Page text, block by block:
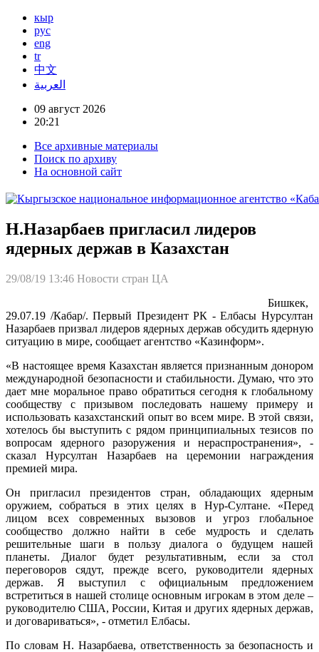
кыр
рус
eng
tr
中文
العربية
09 август 2026
20:21
Все архивные материалы
Поиск по архиву
На основной сайт
Н.Назарбаев пригласил лидеров
ядерных держав в Казахстан
29/08/19 13:46 Новости стран ЦА
Бишкек,
29.07.19 /Кабар/. Первый Президент РК - Елбасы Нурсултан
Назарбаев призвал лидеров ядерных держав обсудить ядерную
ситуацию в мире, сообщает агентство «Казинформ».
«В настоящее время Казахстан является признанным донором
международной безопасности и стабильности. Думаю, что это
дает мне моральное право обратиться сегодня к глобальному
сообществу с призывом последовать нашему примеру и
использовать казахстанский опыт во всем мире. В этой связи,
хотелось бы выступить с рядом принципиальных тезисов по
вопросам ядерного разоружения и нераспространения», -
сказал Нурсултан Назарбаев на церемонии награждения
премией мира.
Он пригласил президентов стран, обладающих ядерным
оружием, собраться в этих целях в Нур-Султане. «Перед
лицом всех современных вызовов и угроз глобальное
сообщество должно найти в себе мудрость и сделать
решительные шаги в пользу диалога о будущем нашей
планеты. Диалог будет результативным, если за стол
переговоров сядут, прежде всего, руководители ядерных
держав. Я выступил с официальным предложением
встретиться в нашей столице основным игрокам в этом деле –
руководителю США, России, Китая и других ядерных держав,
и договариваться», - отметил Елбасы.
По словам Н. Назарбаева, ответственность за безопасность и